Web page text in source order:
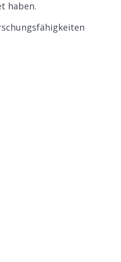
haben.